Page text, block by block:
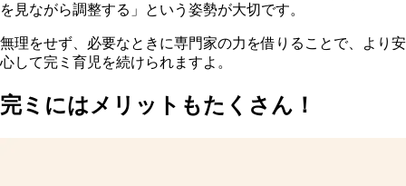
を見ながら調整する」という姿勢が大切です。
無理をせず、必要なときに専門家の力を借りることで、より安
心して完ミ育児を続けられますよ。
完ミにはメリットもたくさん！